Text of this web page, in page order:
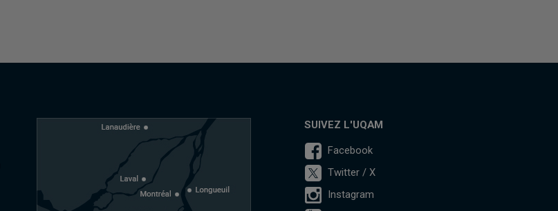
SUIVEZ L'UQAM
Facebook
Twitter / X
Instagram